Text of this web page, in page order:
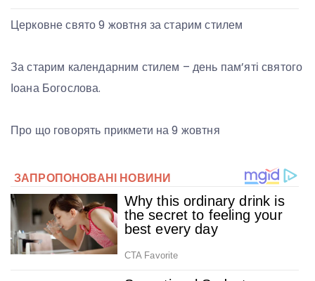
Церковне свято 9 жовтня за старим стилем
За старим календарним стилем – день пам’яті святого
Іоана Богослова.
Про що говорять прикмети на 9 жовтня